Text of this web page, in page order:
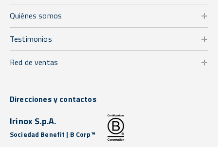
Quiénes somos
Testimonios
Red de ventas
Direcciones y contactos
Irinox S.p.A.
Sociedad Benefit | B Corp™